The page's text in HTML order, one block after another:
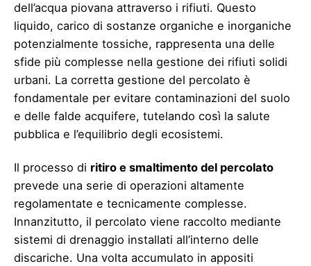
dell’acqua piovana attraverso i rifiuti. Questo
liquido, carico di sostanze organiche e inorganiche
potenzialmente tossiche, rappresenta una delle
sfide più complesse nella gestione dei rifiuti solidi
urbani. La corretta gestione del percolato è
fondamentale per evitare contaminazioni del suolo
e delle falde acquifere, tutelando così la salute
pubblica e l’equilibrio degli ecosistemi.
Il processo di ritiro e smaltimento del percolato
prevede una serie di operazioni altamente
regolamentate e tecnicamente complesse.
Innanzitutto, il percolato viene raccolto mediante
sistemi di drenaggio installati all’interno delle
discariche. Una volta accumulato in appositi